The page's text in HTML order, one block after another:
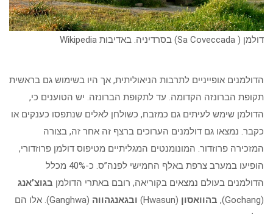
דולמן ( Sa Coveccada) בסרדיניה. באדיבות Wikipedia
הדולמנים אופייניים לתרבות הניאוליתית, אך היו בשימוש גם בראשית
תקופת הברונזה הקדומה. עד לתקופת הברונזה. יש הטוענים כי,
הדולמן שימש לעיתים גם כמזבח, כשולחן לאלים שנתפסו כענקים או
כקבר. נמצאו גם דולמנים הערוכים ברצף זה אחר זה, בצורה
המזכירה פרוזדור. המונומנטים המגליתיים מטיפוס דולמן פרוזדורי,
הופיעו במערב צרפת באלף החמישי לפנה”ס. כ-40% מכלל
הדולמנים בעולם נמצאים בקוריאה, רובם באתרי הדולמן בגוצ’אנג
(Gochang),
בהוואסון (Hwasun) ובגאנגהווה
(Ganghwa). אלו הם